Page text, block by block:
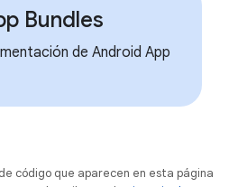
Bundles
de Android App
código que aparecen en esta página